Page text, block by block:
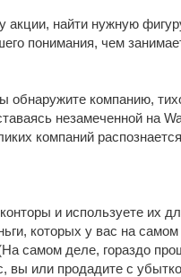
акции, найти нужную
понимания, чем
обнаружите компанию,
незамеченной на
компаний
и используете их
которых у вас на
самом деле, гораздо
вы или продадите с